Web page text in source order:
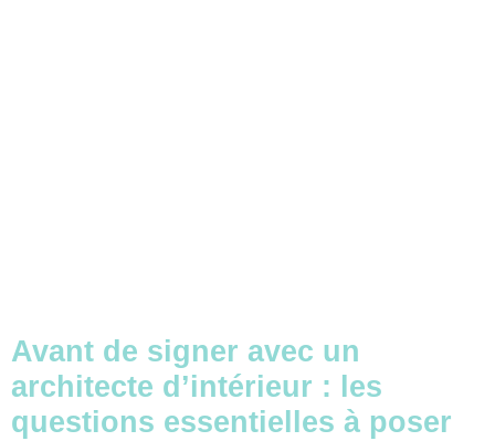
Avant de signer avec un
architecte d’intérieur : les
questions essentielles à poser